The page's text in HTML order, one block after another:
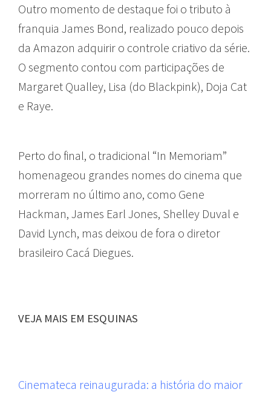
Outro momento de destaque foi o tributo à
franquia James Bond, realizado pouco depois
da Amazon adquirir o controle criativo da série.
O segmento contou com participações de
Margaret Qualley, Lisa (do Blackpink), Doja Cat
e Raye.
Perto do final, o tradicional “In Memoriam”
homenageou grandes nomes do cinema que
morreram no último ano, como Gene
Hackman, James Earl Jones, Shelley Duval e
David Lynch, mas deixou de fora o diretor
brasileiro Cacá Diegues.
VEJA MAIS EM ESQUINAS
Cinemateca reinaugurada: a história do maior